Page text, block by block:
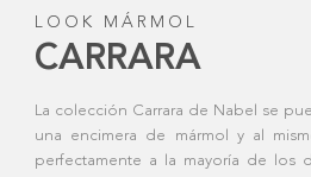
LOOK MÁRMOL
CARRARA
La colección Carrara de Nabel se
una encimera de mármol y al
perfectamente a la mayoría de los